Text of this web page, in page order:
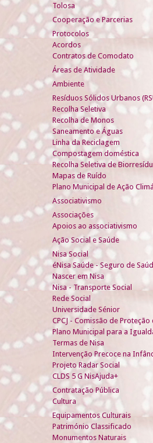
Tolosa
Cooperação e Parcerias
Protocolos
Acordos
Contratos de Comodato
Áreas de Atividade
Ambiente
Resíduos Sólidos Urbanos
Recolha Seletiva
Recolha de Monos
Saneamento e Águas
Linha da Reciclagem
Compostagem doméstica
Recolha Seletiva de
Mapas de Ruído
Plano Municipal de Ação
Associativismo
Associações
Apoios ao associativismo
Ação Social e Saúde
Nisa Social
éNisa Saúde - Seguro de
Nascer em Nisa
Nisa - Transporte Social
Rede Social
Universidade Sénior
CPCJ - Comissão de Proteção
Plano Municipal para a
Termas de Nisa
Intervenção Precoce na
Projeto Radar Social
CLDS 5 G NisAjuda+
Contratação Pública
Cultura
Equipamentos Culturais
Património Classificado
Monumentos Naturais